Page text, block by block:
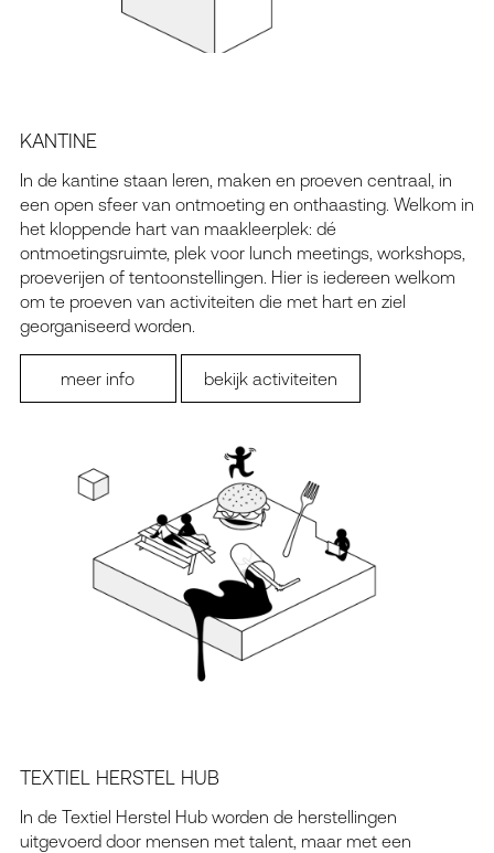
KANTINE
In de kantine staan leren, maken en proeven centraal, in
een open sfeer van ontmoeting en onthaasting. Welkom in
het kloppende hart van maakleerplek: dé
ontmoetingsruimte, plek voor lunch meetings, workshops,
proeverijen of tentoonstellingen. Hier is iedereen welkom
om te proeven van activiteiten die met hart en ziel
georganiseerd worden.
meer info bekijk activiteiten
TEXTIEL HERSTEL HUB
In de Textiel Herstel Hub worden de herstellingen
uitgevoerd door mensen met talent, maar met een